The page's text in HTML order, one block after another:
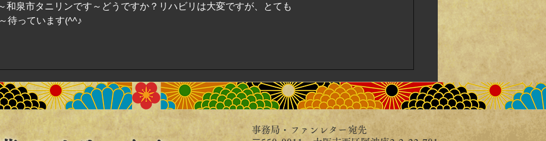
和泉市タニリンです～どうですか？リハビリは大変ですが、とても
待っています(^^♪
事務局・ファンレター宛先